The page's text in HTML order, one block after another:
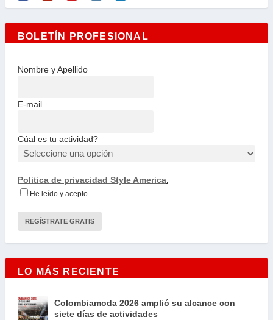
BOLETÍN PROFESIONAL
Nombre y Apellido
E-mail
Cúal es tu actividad?
Politica de privacidad Style America.
He leído y acepto
LO MÁS RECIENTE
Colombiamoda 2026 amplió su alcance con
siete días de actividades